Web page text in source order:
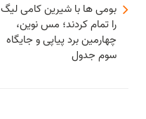
بومی ها با شیرین کامی لیگ
را تمام کردند؛ مس نوین،
چهارمین برد پیاپی و جایگاه
سوم جدول